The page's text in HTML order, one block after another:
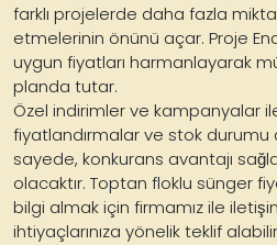
farklı projelerde daha fazla
etmelerinin önünü açar. Proje
uygun fiyatları harmanlayarak
planda tutar.
Özel indirimler ve kampanyalar
fiyatlandırmalar ve stok durumu
sayede, konkurans avantajı
olacaktır. Toptan floklu sünger
bilgi almak için firmamız ile
ihtiyaçlarınıza yönelik teklif